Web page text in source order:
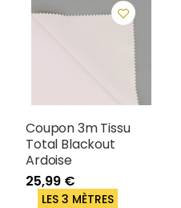
Coupon 3m Tissu
Total Blackout
Ardoise
25,99 €
LES 3 MÈTRES